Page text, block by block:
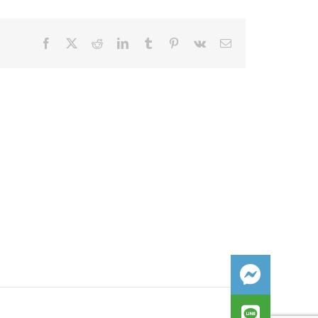
Facebook RedditLinkedInTumblr Pinterest
Vk Email